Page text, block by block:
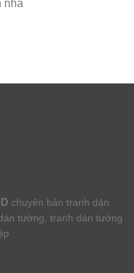
nhà
chuyên bán tranh dán
tường, tranh dán tường